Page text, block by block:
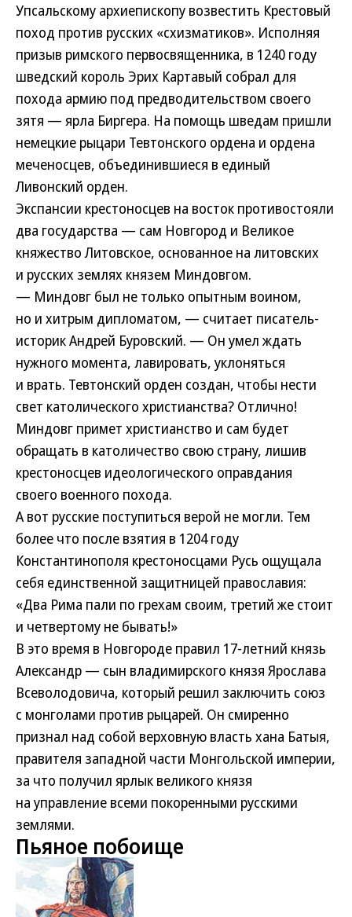
Упсальскому архиепископу возвестить Крестовый
поход против русских «схизматиков». Исполняя
призыв римского первосвященника, в 1240 году
шведский король Эрих Картавый собрал для
похода армию под предводительством своего
зятя — ярла Биргера. На помощь шведам пришли
немецкие рыцари Тевтонского ордена и ордена
меченосцев, объединившиеся в единый
Ливонский орден.
Экспансии крестоносцев на восток противостояли
два государства — сам Новгород и Великое
княжество Литовское, основанное на литовских
и русских землях князем Миндовгом.
— Миндовг был не только опытным воином,
но и хитрым дипломатом, — считает писатель-
историк Андрей Буровский. — Он умел ждать
нужного момента, лавировать, уклоняться
и врать. Тевтонский орден создан, чтобы нести
свет католического христианства? Отлично!
Миндовг примет христианство и сам будет
обращать в католичество свою страну, лишив
крестоносцев идеологического оправдания
своего военного похода.
А вот русские поступиться верой не могли. Тем
более что после взятия в 1204 году
Константинополя крестоносцами Русь ощущала
себя единственной защитницей православия:
«Два Рима пали по грехам своим, третий же стоит
и четвертому не бывать!»
В это время в Новгороде правил 17-летний князь
Александр — сын владимирского князя Ярослава
Всеволодовича, который решил заключить союз
с монголами против рыцарей. Он смиренно
признал над собой верховную власть хана Батыя,
правителя западной части Монгольской империи,
за что получил ярлык великого князя
на управление всеми покоренными русскими
землями.
Пьяное побоище